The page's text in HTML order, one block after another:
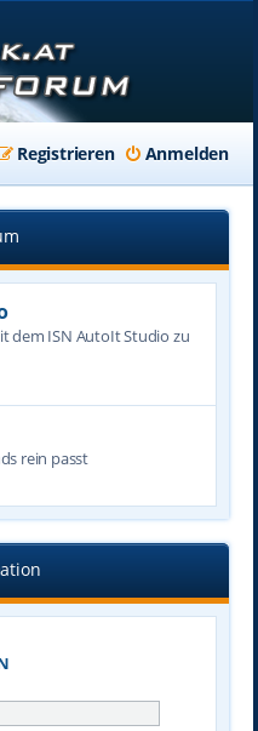
Anmelden
Registrieren
dem ISN AutoIt Studio zu
rein passt